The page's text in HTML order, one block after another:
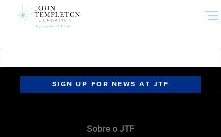
SIGN UP FOR NEWS AT JTF
Sobre o JTF